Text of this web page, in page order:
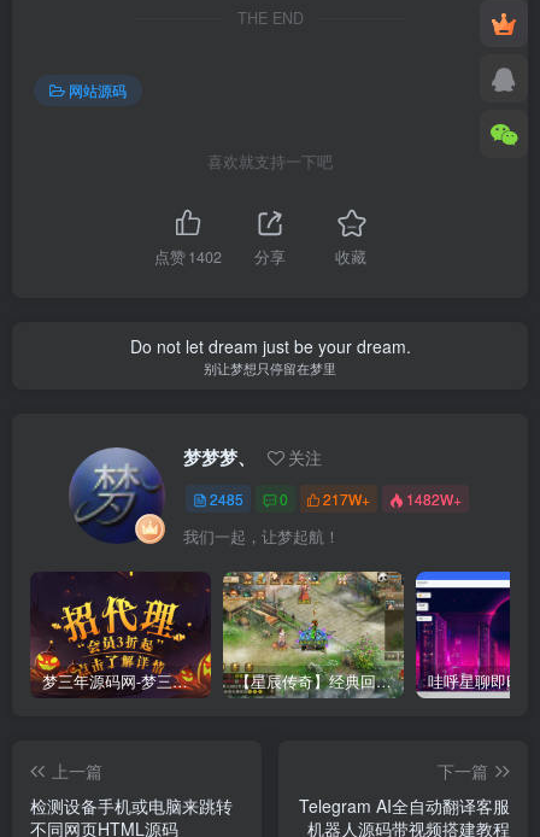
THE END
网站源码
喜欢就支持一下吧
点赞1402 分享 收藏
Do not let dream just be your dream.
别让梦想只停留在梦里
梦梦梦、 关注
2485 0 217W+ 1482W+
我们一起，让梦起航！
梦三年源码网-梦三年ym会员代理详情 【星辰传奇】经典回合制手游+安卓端+GM工具+详细搭建教程
上一篇
检测设备手机或电脑来跳转
不同网页HTML源码
下一篇
Telegram AI全自动翻译客服
机器人源码带视频搭建教程